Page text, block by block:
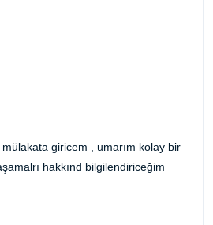
mülakata giricem , umarım kolay bir
hakkınd bilgilendiriceğim